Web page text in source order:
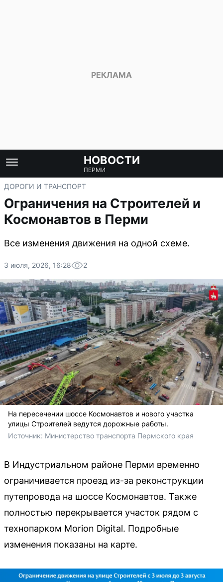
НОВОСТИ
ПЕРМИ
ДОРОГИ И ТРАНСПОРТ
Ограничения на Строителей и
Космонавтов в Перми
Все изменения движения на одной схеме.
3 июля, 2026, 16:28 2
На пересечении шоссе Космонавтов и нового участка
улицы Строителей ведутся дорожные работы.
Источник: Министерство транспорта Пермского края
В Индустриальном районе Перми временно
ограничивается проезд из-за реконструкции
путепровода на шоссе Космонавтов. Также
полностью перекрывается участок рядом с
технопарком Morion Digital. Подробные
изменения показаны на карте.